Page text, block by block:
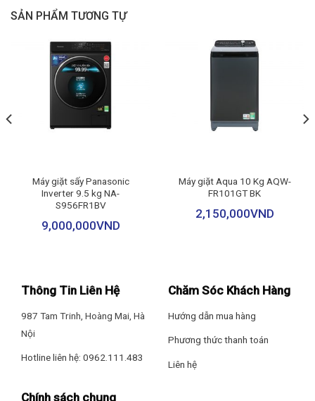
– Tiết kiệm nước
– Sấy gió 90 phút
– Nước sốt
– Giặt đồ bùn đất
– Giặt thường
– Giặt nhẹ
– Giặt nhanh
– Giặt ngâm
cứng cáp, dễ dàng thao tác khi sử dụng.
– Bảng điều khiển dạng màn hình hiển thị
hướng dẫnsong ngữ Anh – Việt
chương trình nhanh chóng, dễ theo dõi thời gian vận hành và
trạng thái của máy.
– Vỏ máy được làm từ kim loại sơn tĩnh điện, mang lại độ bền
– Lồng giặt bằngthép không gỉ
năng chống bám cặn, giúp bảo vệ sức khỏe và duy trì hiệu suất
giặt giũ sau thời gian dài sử dụng.
SẢN PHẨM TƯƠNG TỰ
Máy giặt sấy Panasonic
Inverter 9.5 kg NA-
S956FR1BV
9,000,000VND
Máy giặt Aqua 10 Kg AQW-
FR101GT BK
2,150,000VND
Thông Tin Liên Hệ
987 Tam Trinh, Hoàng Mai, Hà
Nội
Hotline liên hệ: 0962.111.483
Chăm Sóc Khách Hàng
Hướng dẫn mua hàng
Phương thức thanh toán
Liên hệ
Chính sách chung